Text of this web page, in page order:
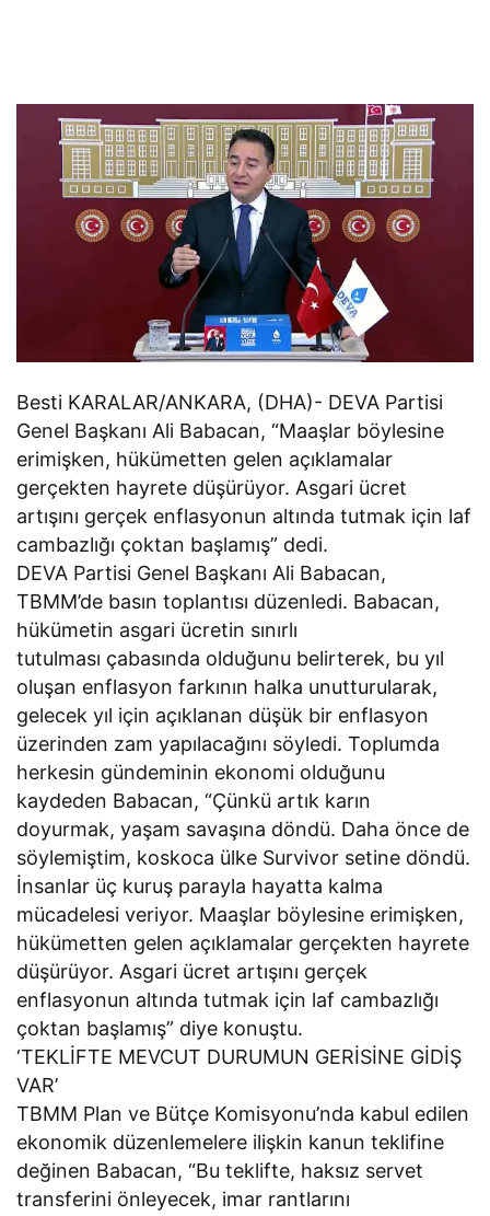
Besti KARALAR/ANKARA, (DHA)- DEVA Partisi
Genel Başkanı Ali Babacan, “Maaşlar böylesine
erimişken, hükümetten gelen açıklamalar
gerçekten hayrete düşürüyor. Asgari ücret
artışını gerçek enflasyonun altında tutmak için laf
cambazlığı çoktan başlamış” dedi.
DEVA Partisi Genel Başkanı Ali Babacan,
TBMM’de basın toplantısı düzenledi. Babacan,
hükümetin asgari ücretin sınırlı
tutulması çabasında olduğunu belirterek, bu yıl
oluşan enflasyon farkının halka unutturularak,
gelecek yıl için açıklanan düşük bir enflasyon
üzerinden zam yapılacağını söyledi. Toplumda
herkesin gündeminin ekonomi olduğunu
kaydeden Babacan, “Çünkü artık karın
doyurmak, yaşam savaşına döndü. Daha önce de
söylemiştim, koskoca ülke Survivor setine döndü.
İnsanlar üç kuruş parayla hayatta kalma
mücadelesi veriyor. Maaşlar böylesine erimişken,
hükümetten gelen açıklamalar gerçekten hayrete
düşürüyor. Asgari ücret artışını gerçek
enflasyonun altında tutmak için laf cambazlığı
çoktan başlamış” diye konuştu.
‘TEKLİFTE MEVCUT DURUMUN GERİSİNE GİDİŞ
VAR’
TBMM Plan ve Bütçe Komisyonu’nda kabul edilen
ekonomik düzenlemelere ilişkin kanun teklifine
değinen Babacan, “Bu teklifte, haksız servet
transferini önleyecek, imar rantlarını